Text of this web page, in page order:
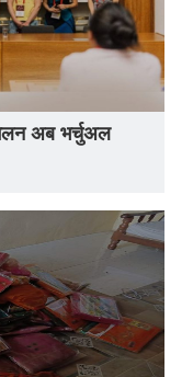
अब भर्चुअल